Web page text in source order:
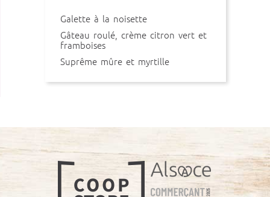
Galette à la noisette
Gâteau roulé, crème citron vert et
framboises
Suprême mûre et myrtille